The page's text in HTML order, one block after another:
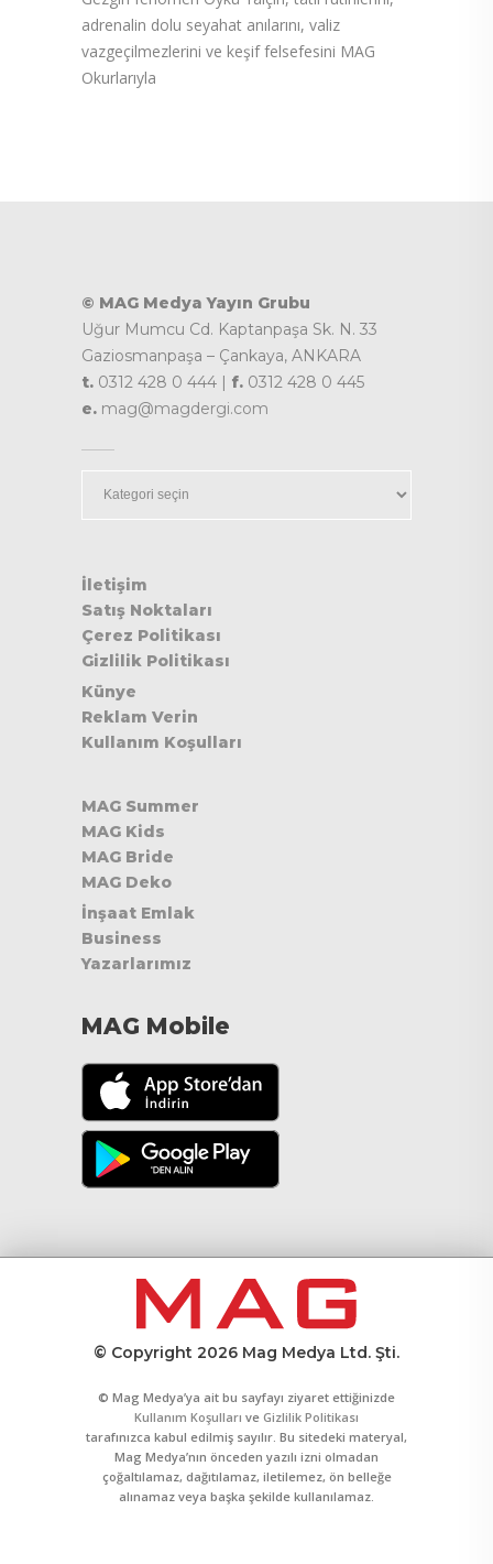
adrenalin dolu seyahat anılarını, valiz
vazgeçilmezlerini ve keşif felsefesini MAG
Okurlarıyla
© MAG Medya Yayın Grubu
Uğur Mumcu Cd. Kaptanpaşa Sk. N. 33
Gaziosmanpaşa – Çankaya, ANKARA
t. 0312 428 0 444 | f. 0312 428 0 445
e. mag@magdergi.com
İletişim
Satış Noktaları
Çerez Politikası
Gizlilik Politikası
Künye
Reklam Verin
Kullanım Koşulları
MAG Summer
MAG Kids
MAG Bride
MAG Deko
İnşaat Emlak
Business
Yazarlarımız
MAG Mobile
© Copyright 2026 Mag Medya Ltd. Şti.
© Mag Medya’ya ait bu sayfayı ziyaret ettiğinizde
Kullanım Koşulları ve Gizlilik Politikası
tarafınızca kabul edilmiş sayılır. Bu sitedeki materyal,
Mag Medya’nın önceden yazılı izni olmadan
çoğaltılamaz, dağıtılamaz, iletilemez, ön belleğe
alınamaz veya başka şekilde kullanılamaz.